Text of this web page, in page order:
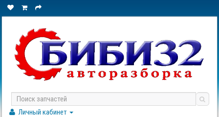
Личный кабинет